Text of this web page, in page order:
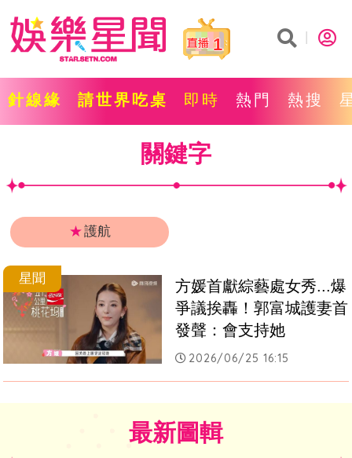
1
針線緣 請世界吃桌 即時 熱門 熱搜
關鍵字
★護航
星聞
方媛首獻綜藝處女秀...爆
爭議挨轟！郭富城護妻首
發聲：會支持她
2026/06/25 16:15
最新圖輯